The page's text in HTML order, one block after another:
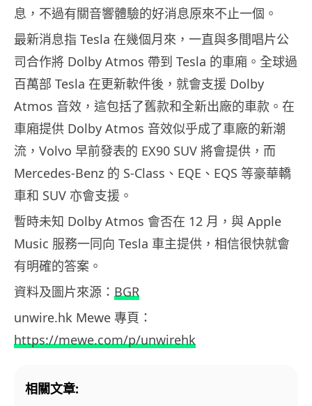
息，不過有關音響體驗的好消息原來不止一個。
最新消息指 Tesla 在幾個月來，一直與多間唱片公
司合作將 Dolby Atmos 帶到 Tesla 的車廂。全球過
百萬部 Tesla 在更新軟件後，就會支援 Dolby
Atmos 音效，這包括了舊款和全新出廠的車款。在
車廂提供 Dolby Atmos 音效似乎成了車廠的新潮
流，Volvo 早前發表的 EX90 SUV 將會提供，而
Mercedes-Benz 的 S-Class、EQE、EQS 等豪華轎
車和 SUV 亦會支援。
暫時未知 Dolby Atmos 會否在 12 月，與 Apple
Music 服務一同向 Tesla 車主提供，相信很快就會
有明確的答案。
資料及圖片來源： BGR
unwire.hk Mewe 專頁：
https://mewe.com/p/unwirehk
相關文章: